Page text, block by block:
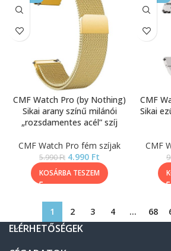
CMF Watch Pro (by Nothing)
Sikai arany színű milánói
„rozsdamentes acél” szíj
CMF Watch Pro fém szíjak
5.990Ft 4.990 Ft
KOSÁRBA TESZEM
CMF
Sikai
CMF
1 2 3 4 … 68
ELÉRHETŐSÉGEK